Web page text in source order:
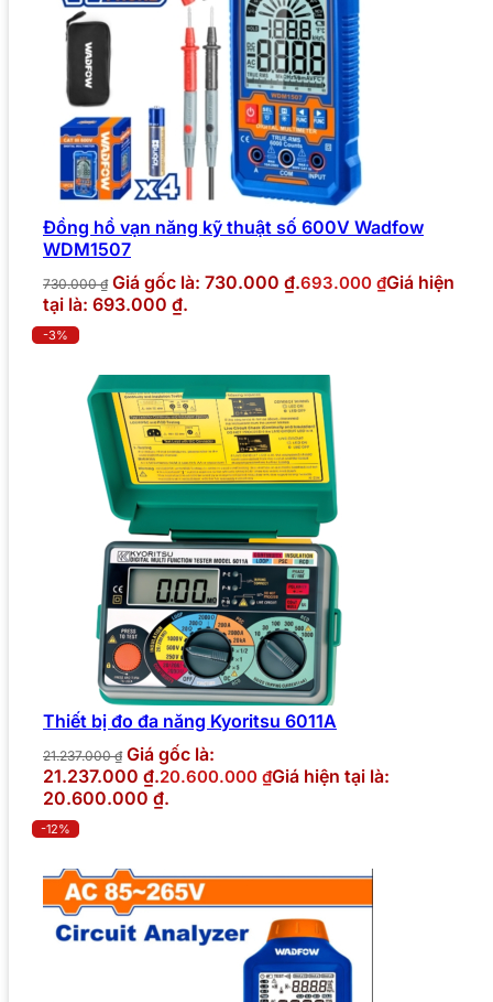
Đồng hồ vạn năng kỹ thuật số 600V Wadfow
WDM1507
730.000₫ Giá gốc là: 730.000 ₫.693.000 ₫Giá hiện
tại là: 693.000 ₫.
-3%
Thiết bị đo đa năng Kyoritsu 6011A
21.237.000₫ Giá gốc là:
21.237.000 ₫.20.600.000 ₫Giá hiện tại là:
20.600.000 ₫.
-12%